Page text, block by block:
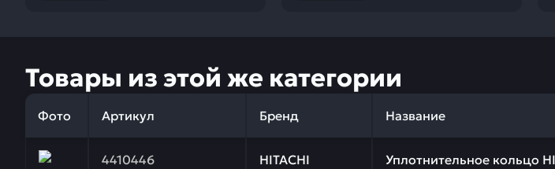
Товары из этой же категории
Фото Артикул Бренд Название
4410446 HITACHI
Уплотнительное кольцо
Заказывая запчасти у нас, вы получаете гарантию качества и